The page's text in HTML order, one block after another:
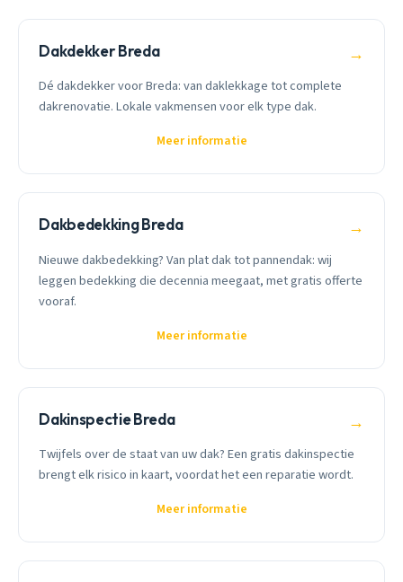
Dakdekker Breda →
Dé dakdekker voor Breda: van daklekkage tot complete
dakrenovatie. Lokale vakmensen voor elk type dak.
Meer informatie
Dakbedekking Breda →
Nieuwe dakbedekking? Van plat dak tot pannendak: wij
leggen bedekking die decennia meegaat, met gratis offerte
vooraf.
Meer informatie
Dakinspectie Breda →
Twijfels over de staat van uw dak? Een gratis dakinspectie
brengt elk risico in kaart, voordat het een reparatie wordt.
Meer informatie